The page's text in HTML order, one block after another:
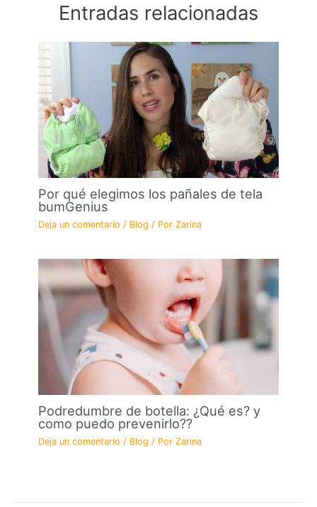
Entradas relacionadas
Por qué elegimos los pañales de tela
bumGenius
Deja un comentario / Blog / PorZarina
Podredumbre de botella: ¿Qué es? y
como puedo prevenirlo??
Deja un comentario / Blog / PorZarina